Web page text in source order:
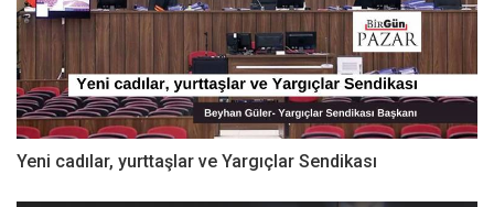
Yeni cadılar, yurttaşlar ve Yargıçlar Sendikası